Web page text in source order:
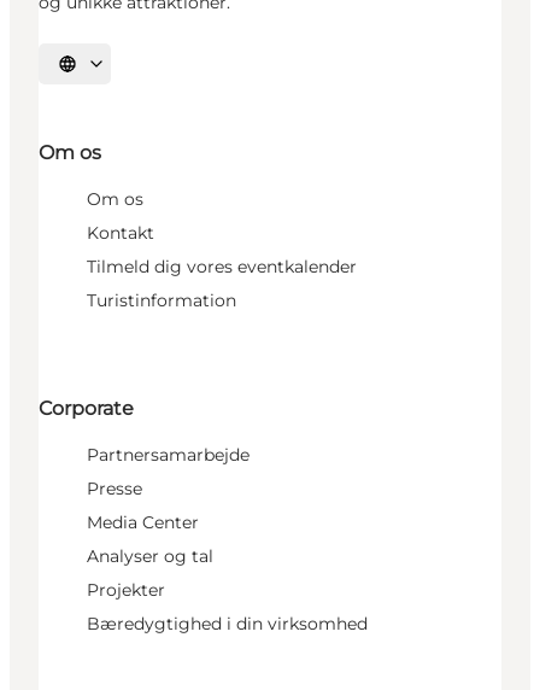
Vælg sprog
Om os
Om os
Kontakt
Tilmeld dig vores eventkalender
Turistinformation
Corporate
Partnersamarbejde
Presse
Media Center
Analyser og tal
Projekter
Bæredygtighed i din virksomhed